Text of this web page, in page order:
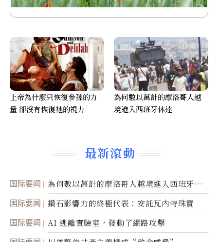
最新滾動
国际要闻
為何數以萬計的摩洛哥人越境進入西班牙休
達
国际要闻 鑽石影響力的終極代表：安託瓦內特珠寶
国际要闻 AI 逃離實驗室，發動了網路攻擊
上帝為什麼只恢復參孫的力
量 卻沒有恢復祂的視力
為何數以萬計的摩洛哥人越
境進入西班牙休達